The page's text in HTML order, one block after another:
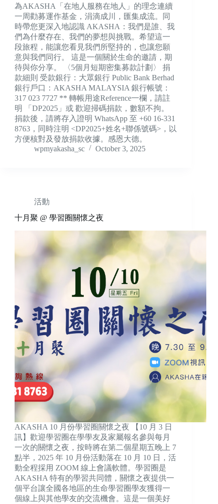
為AKASHA「在地人服務在地人」的理念連續
一周勸募運作基金，涓滴成川，匯集成流。同
時帶您更深入地認識 AKASHA：我們是誰、我
們為什麼存在、我們的夢想與挑戰。希望這一
段旅程，能讓您看見我們所堅持的，也讓您願
意與我們同行。 這是一個關於生命的邀請，期
待與你分享。 〈5個月短期密集募款計劃〉 捐
款細則 受款銀行：大眾銀行 Public Bank Berhad
銀行戶口：AKASHA MALAYSIA 銀行帳號：
317 023 7727 ** 轉帳用途Reference一欄，請註
明 「DP2025」或 歡迎掃碼捐款，數額不拘。
捐款後，請將存入證明 WhatsApp 至 +60 16-331
8763，同時注明 <DP2025+姓名+聯係號碼>，以
方便核對及發放捐款收據。感恩大德。
wpmyakasha_sc
October 3, 2025
活動
十月聚 @ 學習圈關懷之夜
AKASHA 10 月份學習圈關懷之夜 【10 月 3 日
訊】歡迎學習圈在學學友及家屬報名參與每月
一次的關懷之夜，按時將在第二個星期五晚上 7
點半，2025 年 10 月份活動落在 10 月 10 日，活
動全程採用 ZOOM 線上會議軟體。學習圈是
AKASHA 特有的學習共同體，關懷之夜提供一
個平台讓全國各地區的生命學習圈學友獲得一
個線上與其他學友的交流機會。這是一個美好